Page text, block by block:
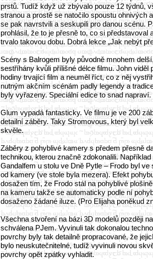
prstů. Tudíž když už zbývalo pouze 12 týdnů,
stranou a prostě se natočilo spoustu ohnivých
se pak navrstvili a seskupili pro danou scénu.
prohlásil, že to je přesně to, co si představoval
trvalo takovou dobu. Dobrá lekce „Jak nebýt
Scény s Balrogem byly původně mnohem
sestříhány kvůli přílišné délce filmu. John viděl
hodiny trvající film a neuměl říct, co z něj
nutným akčním scénám padly legendy a
byly vyřazeny. Speciální edice to snad napraví.
Glum vypadá fantasticky. Ve filmu je ve 200
detailní záběry. Taky Stromovous, který byl
skvěle.
Záběry z pohyblivé kamery s předem přesně
technikou, kterou značně zdokonalili.
Gandalfem u stolu ve Dně Pytle – Frodo byl ve
od kamery (ve stole byla mezera). Efekt
dosažen tím, že Frodo stál na pohyblivé
na kameru takže se automaticky podle ní
dosaženo žádané iluze. (Pro Elijaha poněkud
Všechna stvoření na bázi 3D modelů později
schválena PJem. Vyvinuli tak dokonalou
povrchy byly tak detailně propracované, že
bylo neuskutečnitelné, tudíž vyvinuli novou
povrchy opět zpátky vyhladit.